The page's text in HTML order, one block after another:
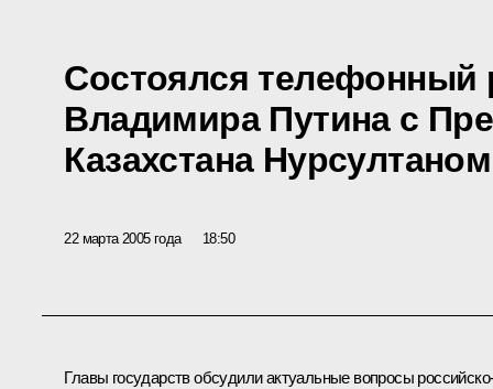
Состоялся телефонный
Владимира Путина с
Казахстана
22 марта 2005 года 18:50
Главы государств обсудили актуальные вопросы